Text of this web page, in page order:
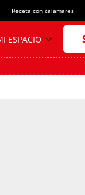
Receta con calamares